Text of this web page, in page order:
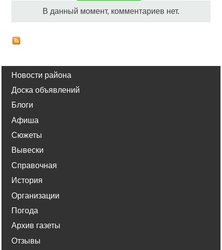
В данный момент, комментариев нет.
Новости района
Доска объявлений
Блоги
Афиша
Сюжеты
Вывески
Справочная
История
Организации
Погода
Архив газеты
Отзывы